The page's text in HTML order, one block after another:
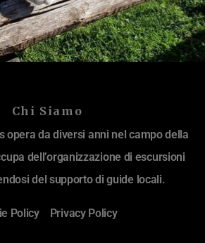
Chi Siamo
opera da diversi anni nel campo della
dell’organizzazione di escursioni
del supporto di guide locali.
Policy Privacy Policy